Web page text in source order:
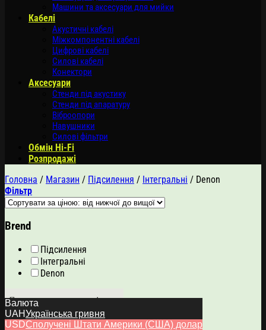
Машини та аксесуари для мийки
Кабелі
Акустичні кабелі
Міжкомпонентні кабелі
Цифрові кабелі
Силові кабелі
Конектори
Аксесуари
Стенди під акустику
Стенди під апаратуру
Віброопори
Навушники
Силові фільтри
Обмін Hi-Fi
Розпродажі
Головна / Магазин / Підсилення / Інтегральні / Denon
Фільтр
Brend
Підсилення
Інтегральні
Denon
Валюта
UAHУкраїнська гривня
USDСполучені Штати Америки (США) долар